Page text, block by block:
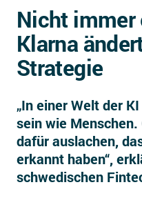
Offene Stellen bei CRM-
Über uns
DSGVO/GDPR
Kontakt
Nicht immer
Klarna
Strategie
„In einer Welt der
sein wie
dafür auslachen,
erkannt haben“,
schwedischen